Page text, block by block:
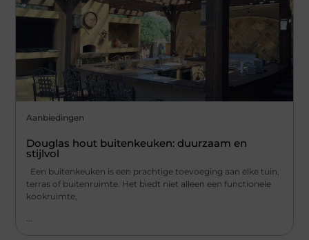
Aanbiedingen
Douglas hout buitenkeuken: duurzaam en
stijlvol
Een buitenkeuken is een prachtige toevoeging aan elke tuin,
terras of buitenruimte. Het biedt niet alleen een functionele
kookruimte,